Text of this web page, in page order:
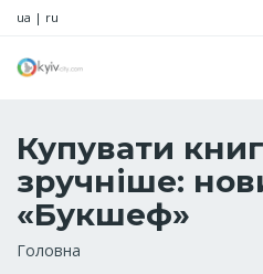
ua | ru
Купувати
зручніше:
«Букшеф»
Рядок
Головна